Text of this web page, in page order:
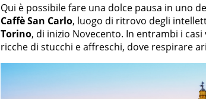
Qui è possibile fare una dolce pausa in uno
Caffè San Carlo, luogo di ritrovo degli
Torino, di inizio Novecento. In entrambi i
ricche di stucchi e affreschi, dove respirare